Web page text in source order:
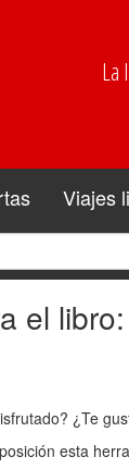
La
Viajes
el
¿Te
esta